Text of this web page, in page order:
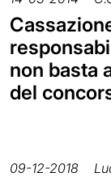
non basta
del
09-12-2018